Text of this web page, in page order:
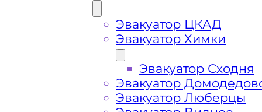
Эвакуатор ЦКАД
Эвакуатор Химки
Эвакуатор Сходня
Эвакуатор
Эвакуатор Люберцы